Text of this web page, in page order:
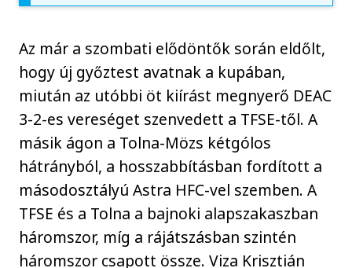
Az már a szombati elődöntők során eldőlt,
hogy új győztest avatnak a kupában,
miután az utóbbi öt kiírást megnyerő DEAC
3-2-es vereséget szenvedett a TFSE-től. A
másik ágon a Tolna-Mözs kétgólos
hátrányból, a hosszabbításban fordított a
másodosztályú Astra HFC-vel szemben. A
TFSE és a Tolna a bajnoki alapszakaszban
háromszor, míg a rájátszásban szintén
háromszor csapott össze. Viza Krisztián